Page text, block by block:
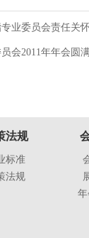
业委员会责任关
会2011年年会圆
法规
标准
法规